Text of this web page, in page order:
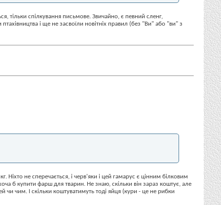
тільки спілкування письмове. Звичайно, є певний сленг,
і ще не засвоїли новітніх правил (без "Ви" або "ви" з
Ніхто не сперечається, і черв'яки і цей гамарус є цінним білковим
б купити фарш для тварин. Не знаю, скільки він зараз коштує, але
чим. І скільки коштуватимуть тоді яйця (кури - це не рибки